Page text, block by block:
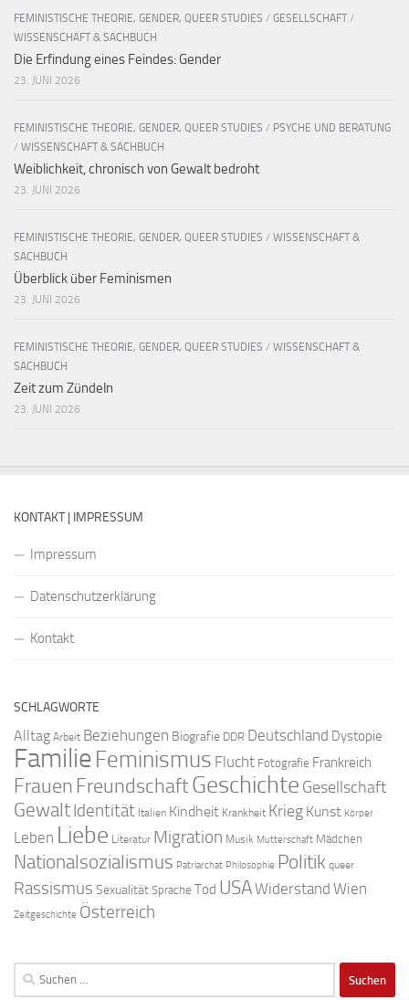
FEMINISTISCHE THEORIE, GENDER, QUEER STUDIES / GESELLSCHAFT /
WISSENSCHAFT & SACHBUCH
Die Erfindung eines Feindes: Gender
23. JUNI 2026
FEMINISTISCHE THEORIE, GENDER, QUEER STUDIES / PSYCHE UND BERATUNG
/ WISSENSCHAFT & SACHBUCH
Weiblichkeit, chronisch von Gewalt bedroht
23. JUNI 2026
FEMINISTISCHE THEORIE, GENDER, QUEER STUDIES / WISSENSCHAFT &
SACHBUCH
Überblick über Feminismen
23. JUNI 2026
FEMINISTISCHE THEORIE, GENDER, QUEER STUDIES / WISSENSCHAFT &
SACHBUCH
Zeit zum Zündeln
23. JUNI 2026
KONTAKT | IMPRESSUM
Impressum
Datenschutzerklärung
Kontakt
SCHLAGWORTE
Alltag Arbeit Beziehungen Biografie DDR Deutschland Dystopie
FamilieFeminismus Flucht Fotografie Frankreich
Frauen FreundschaftGeschichte Gesellschaft
GewaltIdentität Italien Kindheit Krankheit Krieg Kunst Körper
Leben Liebe Literatur Migration Musik Mutterschaft Mädchen
Nationalsozialismus Patriarchat Philosophie Politik queer
Rassismus SexualitätSprache Tod USAWiderstand Wien
Zeitgeschichte Österreich
Suchen
nach: